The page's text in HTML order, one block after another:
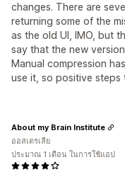
changes. There are
returning some of the
as the old UI, IMO, but
say that the new
Manual compression
use it, so positive steps
About my Brain Institute
ออสเตรเลีย
ประมาณ 1 เดือน ในการใช้แอป